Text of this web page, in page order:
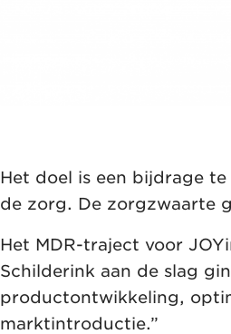
Het doel is een bijdrage
de zorg. De zorgzwaarte
Het MDR-traject voor
Schilderink aan de slag
productontwikkeling,
marktintroductie.”